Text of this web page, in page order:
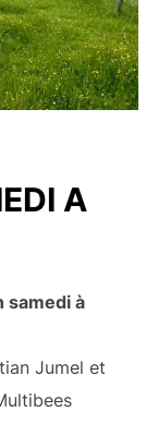
A
samedi à
Jumel et